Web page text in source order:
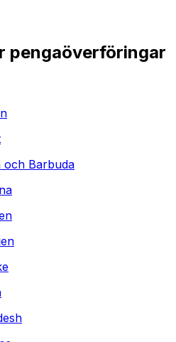
pengaöverföringar
och Barbuda